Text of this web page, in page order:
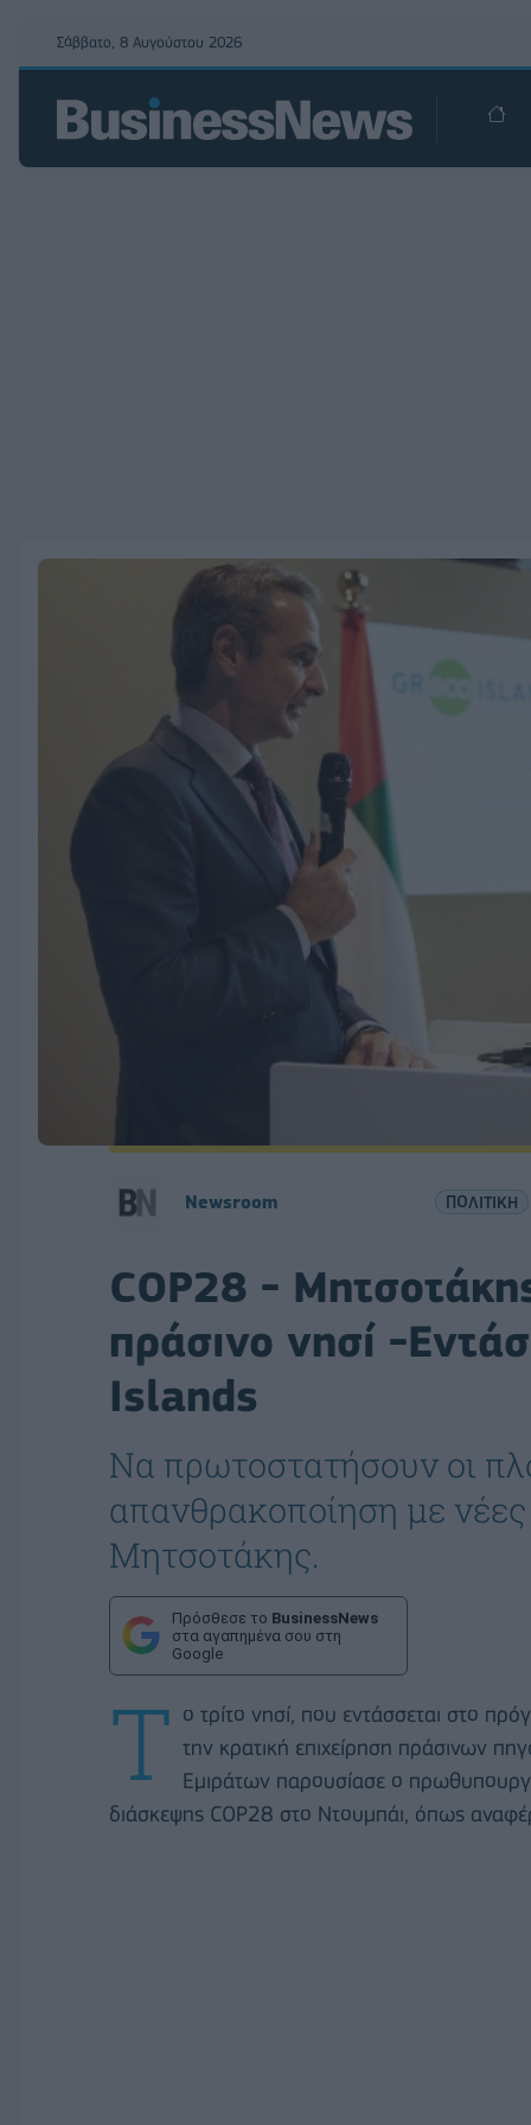
Σάββατο, 8 Αυγούστου 2026
Newsroom ΠΟΛΙΤΙΚΗ
COP28 -
πράσινο νησί -
Islands
Να πρωτοστατήσουν οι
απανθρακοποίηση με νέες
Μητσοτάκης.
Πρόσθεσε το BusinessNews
στα αγαπημένα σου στη
Google
Τ ο τρίτο νησί, που εντάσσεται στο
την κρατική επιχείρηση πράσινων
Εμιράτων παρουσίασε ο
διάσκεψης COP28 στο Ντουμπάι, όπως